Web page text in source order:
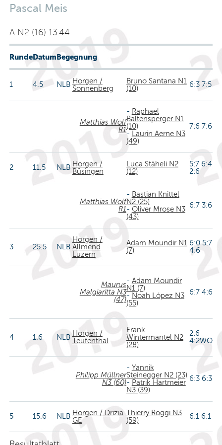
Pascal Meis
A N2 (16) 13.44
RundeDatumBegegnung
1 4.5 NLBHorgen /
Sonnenberg
Bruno Santana N1
(10)
6:3 7:5
Matthias Wolf
R1
- Raphael
Baltensperger N1
(10)
-
Laurin Aerne N3
(49)
7:6 7:6
2 11.5 NLBHorgen /
Büsingen
Luca Stäheli N2
(12)
5:7 6:4
2:6
Matthias Wolf
R1
- Bastian Knittel
N2 (25)
- Oliver Mrose N3
(43)
6:7 3:6
3 25.5 NLB
Horgen /
Allmend
Luzern
Adam Moundir N1
(7)
6:0 5:7
4:6
Maurus
Malgiaritta N3
(47)
- Adam Moundir
N1 (7)
- Noah López N3
(55)
6:7 4:6
4 1.6 NLBHorgen /
Teufenthal
Frank
Wintermantel N2
(28)
2:6
4:2WO
Philipp Müllner
N3 (60)
- Yannik
Steinegger N2 (23)
- Patrik Hartmeier
N3 (39)
6:3 6:3
5 15.6 NLBHorgen / Drizia
GE
Thierry Roggi N3
(59)
6:1 6:1